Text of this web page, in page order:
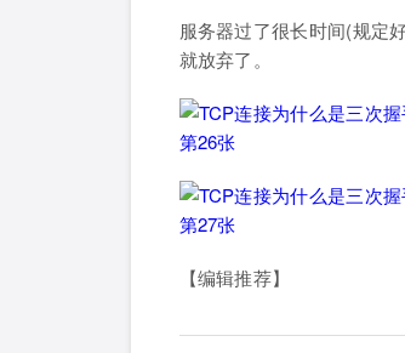
服务器过了很长时间(规定
就放弃了。
【编辑推荐】